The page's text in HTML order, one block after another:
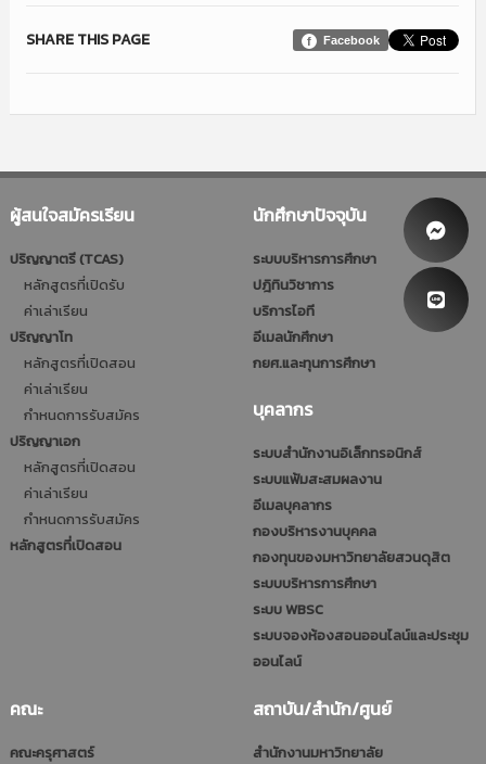
Facebook
SHARE THIS PAGE
ผู้สนใจสมัครเรียน
ปริญญาตรี (TCAS)
หลักสูตรที่เปิดรับ
ค่าเล่าเรียน
ปริญญาโท
หลักสูตรที่เปิดสอน
ค่าเล่าเรียน
กำหนดการรับสมัคร
ปริญญาเอก
หลักสูตรที่เปิดสอน
ค่าเล่าเรียน
กำหนดการรับสมัคร
หลักสูตรที่เปิดสอน
นักศึกษาปัจจุบัน
ระบบบริหารการศึกษา
ปฎิทินวิชาการ
บริการไอที
อีเมลนักศึกษา
กยศ.และทุนการศึกษา
บุคลากร
ระบบสำนักงานอิเล็กทรอนิกส์
ระบบแฟ้มสะสมผลงาน
อีเมลบุคลากร
กองบริหารงานบุคคล
กองทุนของมหาวิทยาลัยสวนดุสิต
ระบบบริหารการศึกษา
ระบบ WBSC
ระบบจองห้องสอนออนไลน์และประชุม
ออนไลน์
คณะ
คณะครุศาสตร์
สถาบัน/สำนัก/ศูนย์
สำนักงานมหาวิทยาลัย